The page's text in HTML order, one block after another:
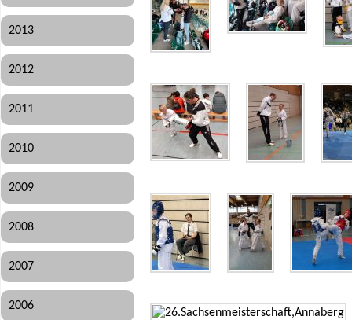
2013
2012
2011
2010
2009
2008
2007
2006